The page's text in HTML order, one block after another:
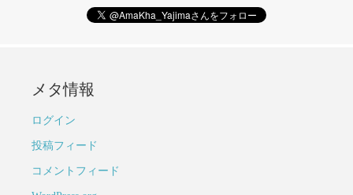
メタ情報
ログイン
投稿フィード
コメントフィード